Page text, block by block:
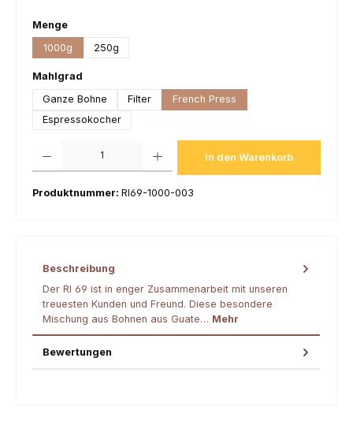
Mengeauswählen
1000g
250g
Mahlgrad
Ganze Bohne
Filter
French Press
Espressokocher
In den Warenkorb
Produktnummer: RI69-1000-003
Beschreibung
Der RI 69 ist in enger Zusammenarbeit mit unseren
treuesten Kunden und Freund. Diese besondere
Mischung aus Bohnen aus Guate… Mehr
Bewertungen